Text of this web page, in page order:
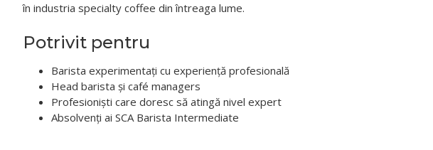
în industria specialty coffee din întreaga lume.
Potrivit pentru
Barista experimentați cu experiență profesională
Head barista și café managers
Profesioniști care doresc să atingă nivel expert
Absolvenți ai SCA Barista Intermediate